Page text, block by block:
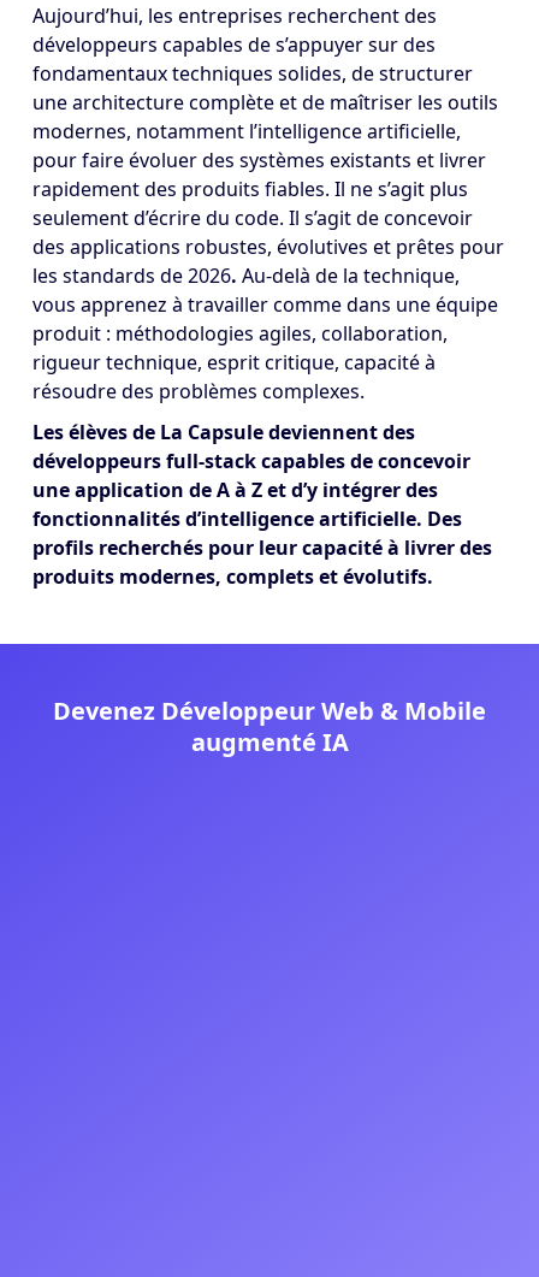
Aujourd’hui, les entreprises recherchent des
développeurs capables de s’appuyer sur des
fondamentaux techniques solides, de structurer
une architecture complète et de maîtriser les outils
modernes, notamment l’intelligence artificielle,
pour faire évoluer des systèmes existants et livrer
rapidement des produits fiables. Il ne s’agit plus
seulement d’écrire du code. Il s’agit de concevoir
des applications robustes, évolutives et prêtes pour
les standards de 2026. Au-delà de la technique,
vous apprenez à travailler comme dans une équipe
produit : méthodologies agiles, collaboration,
rigueur technique, esprit critique, capacité à
résoudre des problèmes complexes.
Les élèves de La Capsule deviennent des
développeurs full-stack capables de concevoir
une application de A à Z et d’y intégrer des
fonctionnalités d’intelligence artificielle. Des
profils recherchés pour leur capacité à livrer des
produits modernes, complets et évolutifs.
Devenez Développeur Web & Mobile
augmenté IA